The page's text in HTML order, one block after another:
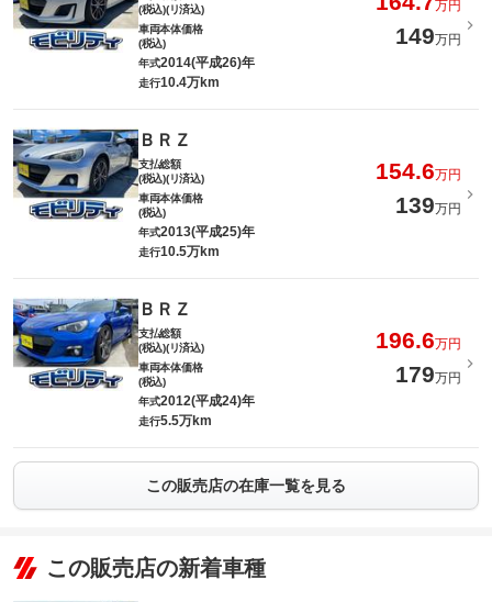
(税込)(リ済込)
万円
車両本体価格
(税込)
149万円
年式2014(平成26)年
走行10.4万km
ＢＲＺ
支払総額
(税込)(リ済込)
154.6万円
車両本体価格
(税込)
139万円
年式2013(平成25)年
走行10.5万km
ＢＲＺ
支払総額
(税込)(リ済込)
196.6万円
車両本体価格
(税込)
179万円
年式2012(平成24)年
走行5.5万km
この販売店の在庫一覧を見る
この販売店の新着車種